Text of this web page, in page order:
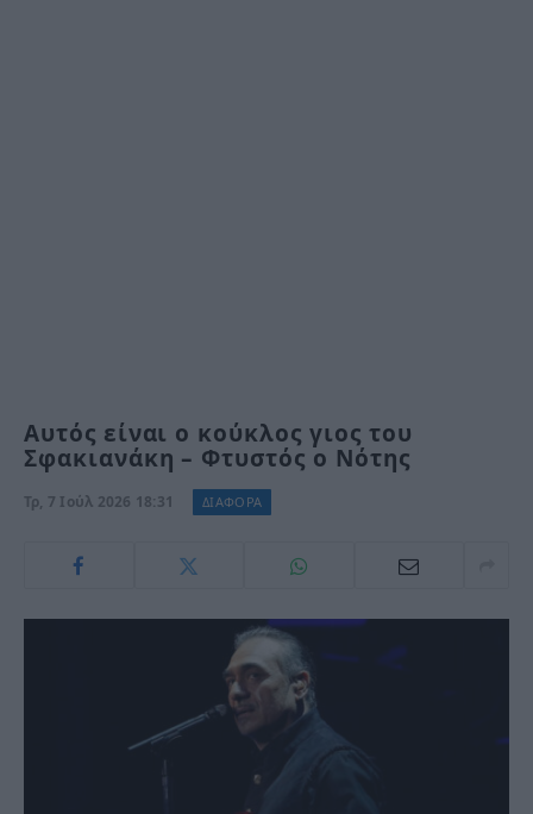
Αυτός είναι ο κούκλος γιος του
Σφακιανάκη – Φτυστός ο Νότης
Τρ, 7 Ιούλ 2026 18:31 ΔΙΑΦΟΡΑ